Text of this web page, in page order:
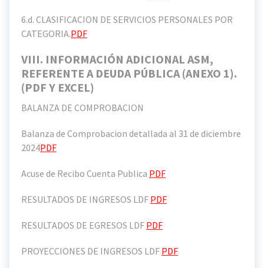
6.d. CLASIFICACION DE SERVICIOS PERSONALES POR
CATEGORIA.PDF
VIII. INFORMACIÓN ADICIONAL ASM,
REFERENTE A DEUDA PÚBLICA (ANEXO 1).
(PDF Y EXCEL)
BALANZA DE COMPROBACION
Balanza de Comprobacion detallada al 31 de diciembre
2024PDF
Acuse de Recibo Cuenta Publica PDF
RESULTADOS DE INGRESOS LDF PDF
RESULTADOS DE EGRESOS LDF PDF
PROYECCIONES DE INGRESOS LDF PDF